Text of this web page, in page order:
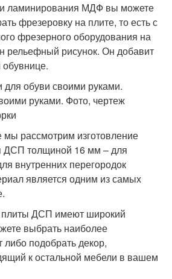
и ламинирования МДФ вы можете
фрезеровку на плите, то есть с
фрезерного оборудования на
рельефный рисунок. Он добавит
рассмотрим изготовление
ДСП толщиной 16 мм – для
внутренних перегородок
является одним из самых
плиты ДСП имеют широкий
выбрать наиболее
подобрать декор,
к остальной мебели в вашем